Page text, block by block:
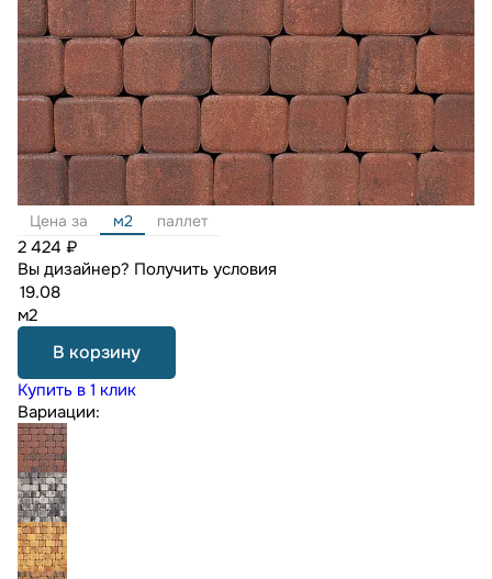
Цена за м2 паллет
2 424 ₽
Вы дизайнер? Получить условия
м2
В корзину
Купить в 1 клик
Вариации: